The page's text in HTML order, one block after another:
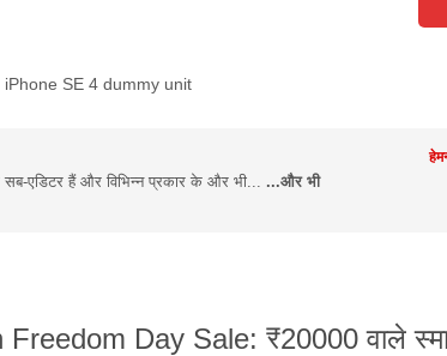
iPhone SE 4 dummy unit
एडिटर हैं और विभिन्न प्रकार के और भी... ...और भी
Day Sale: ₹20000 वाले